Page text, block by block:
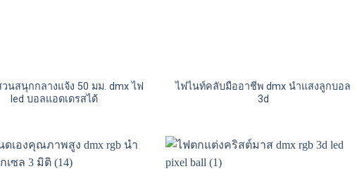
นสนุกกลางแจ้ง 50 มม. dmx ไฟ
led บอลแอดเดรสได้
ไฟไนท์คลับมืออาชีพ dmx ​​นำแสงลูกบอล
3d